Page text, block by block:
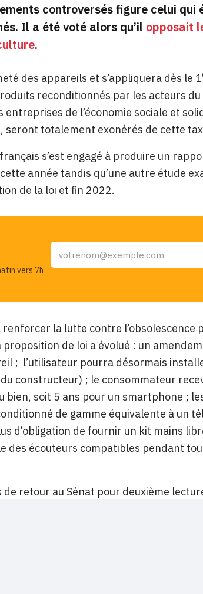
controversés figure celui qui
Il a été voté alors qu’il opposait
.
des appareils et s’appliquera dès le 1
reconditionnés par les acteurs
de l’économie sociale et
seront totalement exonérés de cette
s’est engagé à produire un
année tandis qu’une autre étude
de la loi et fin 2022.
vers 7h
renforcer la lutte contre
proposition de loi a évolué : un
; l’utilisateur pourra désormais
constructeur) ; le consommateur
bien, soit 5 ans pour un smartphone ;
de gamme équivalente à un
d’obligation de fournir un kit mains
des écouteurs compatibles pendant
retour au Sénat pour deuxième